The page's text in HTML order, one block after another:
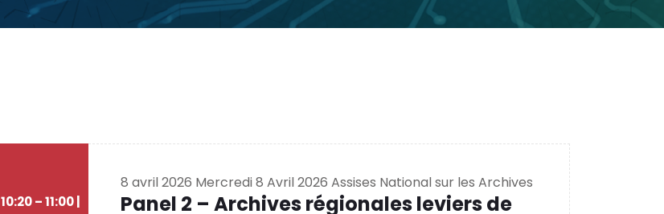
10:20 – 11:00 |
8 avril 2026 Mercredi 8 Avril 2026 Assises National sur les Archives
Panel 2 – Archives régionales leviers de